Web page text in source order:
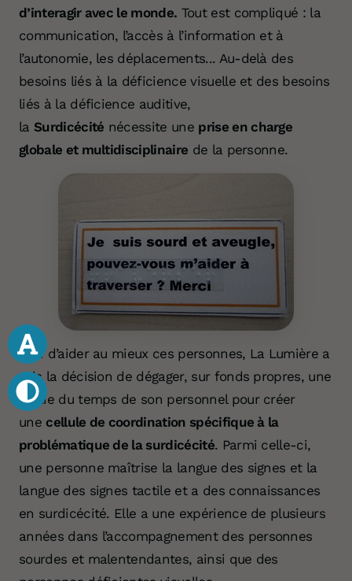
Votre don
d’interagir avec le monde. Tout est compliqué : la
communication, l’accès à l’information et à
l’autonomie, les déplacements... Au-delà des
besoins liés à la déficience visuelle et des besoins
liés à la déficience auditive,
la Surdicécité nécessite une prise en charge
globale et multidisciplinaire de la personne.
Afin d’aider au mieux ces personnes, La Lumière a
pris la décision de dégager, sur fonds propres, une
partie du temps de son personnel pour créer
une cellule de coordination spécifique à la
problématique de la surdicécité. Parmi celle-ci,
une personne maîtrise la langue des signes et la
langue des signes tactile et a des connaissances
en surdicécité. Elle a une expérience de plusieurs
années dans l’accompagnement des personnes
sourdes et malentendantes, ainsi que des